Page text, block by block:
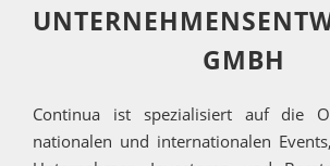
GMBH
Continua ist spezialisiert auf die
nationalen und internationalen